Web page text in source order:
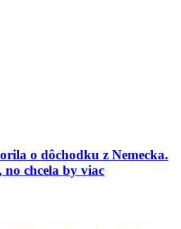
o dôchodku z Nemecka.
chcela by viac